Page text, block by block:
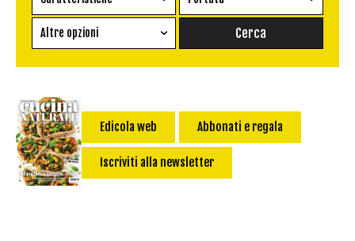
Ricetta vegetariana
Senza glutine
senza uova
Vegan
Conserva
Pane
Primo
Salsa
Altre opzioni
Impatto Glicemico:
Calorie max (kcal):
Edicola web Abbonati e regala
Iscriviti alla newsletter